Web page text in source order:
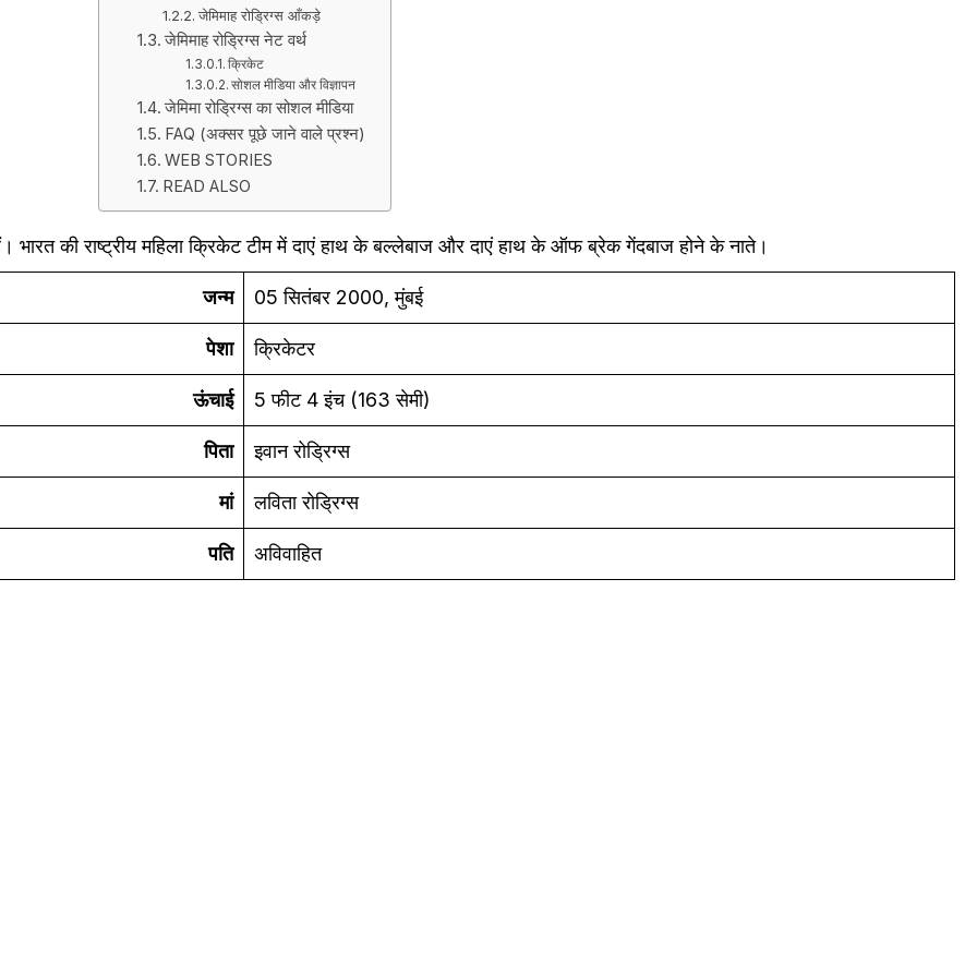
जेमिमाह रोड्रिग्स आँकड़े
जेमिमाह रोड्रिग्स नेट वर्थ
क्रिकेट
सोशल मीडिया और विज्ञापन
जेमिमा रोड्रिग्स का सोशल मीडिया
FAQ (अक्सर पूछे जाने वाले प्रश्न)
WEB STORIES
READ ALSO
भारत की राष्ट्रीय महिला क्रिकेट टीम में दाएं हाथ के बल्लेबाज और दाएं हाथ के ऑफ ब्रेक गेंदबाज होने के नाते।
जन्म 05 सितंबर 2000, मुंबई
पेशा क्रिकेटर
ऊंचाई 5 फीट 4 इंच (163 सेमी)
पिता इवान रोड्रिग्स
मां लविता रोड्रिग्स
पति अविवाहित